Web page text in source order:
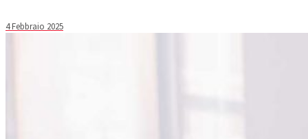
4 Febbraio 2025